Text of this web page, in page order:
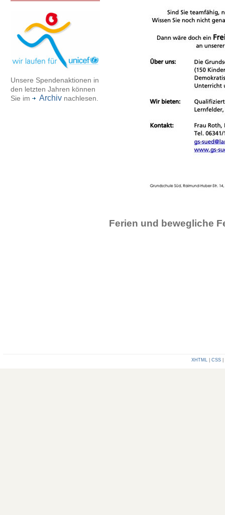
Ferien und bewegliche
Unsere Spendenaktionen in
den letzten Jahren können
Sie im
Archiv nachlesen.
XHTML| CSS|